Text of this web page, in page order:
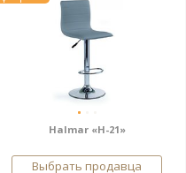
Halmar «H-21»
Выбрать продавца